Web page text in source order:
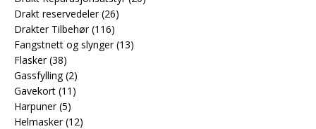
Drakt reservedeler (26)
Drakter Tilbehør (116)
Fangstnett og slynger (13)
Flasker (38)
Gassfylling (2)
Gavekort (11)
Harpuner (5)
Helmasker (12)